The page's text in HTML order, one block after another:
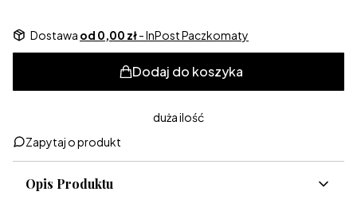
Dostawa od 0,00 zł- InPost Paczkomaty
Dodaj do koszyka
duża ilość
Zapytaj o produkt
Opis Produktu